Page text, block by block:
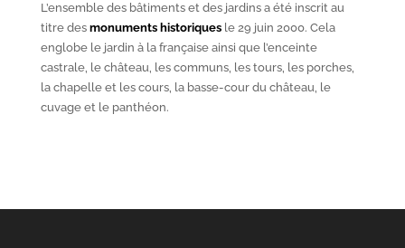
L’ensemble des bâtiments et des jardins a été inscrit au
titre des monuments historiquesle 29 juin 2000. Cela
englobe le jardin à la française ainsi que l’enceinte
castrale, le château, les communs, les tours, les porches,
la chapelle et les cours, la basse-cour du château, le
cuvage et le panthéon.